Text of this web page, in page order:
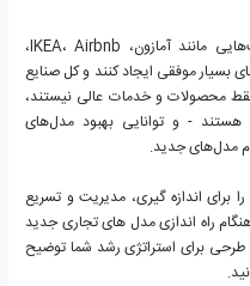
این کتاب توضیح می‌دهد که چگونه شرکت‌هایی مانند آمازون، IKEA، Airbnb،
بسیار موفقی ایجاد کنند و کل صنایع
محصولات و خدمات عالی نیستند،
هستند - و توانایی بهبود مدل‌های
مدل‌های جدید.
برای اندازه گیری، مدیریت و تسریع
راه اندازی مدل های تجاری جدید
برای استراتژی رشد شما توضیح